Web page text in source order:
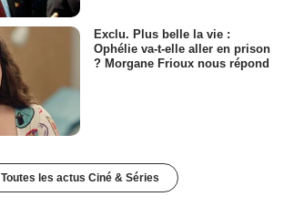
Exclu. Plus belle la vie :
Ophélie va-t-elle aller en prison
? Morgane Frioux nous répond
Toutes les actus Ciné & Séries